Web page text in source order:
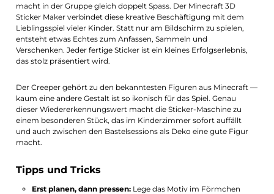
macht in der Gruppe gleich doppelt Spass. Der Minecraft 3D
Sticker Maker verbindet diese kreative Beschäftigung mit dem
Lieblingsspiel vieler Kinder. Statt nur am Bildschirm zu spielen,
entsteht etwas Echtes zum Anfassen, Sammeln und
Verschenken. Jeder fertige Sticker ist ein kleines Erfolgserlebnis,
das stolz präsentiert wird.
Der Creeper gehört zu den bekanntesten Figuren aus Minecraft —
kaum eine andere Gestalt ist so ikonisch für das Spiel. Genau
dieser Wiedererkennungswert macht die Sticker-Maschine zu
einem besonderen Stück, das im Kinderzimmer sofort auffällt
und auch zwischen den Bastelsessions als Deko eine gute Figur
macht.
Tipps und Tricks
Erst planen, dann pressen:Lege das Motiv im Förmchen